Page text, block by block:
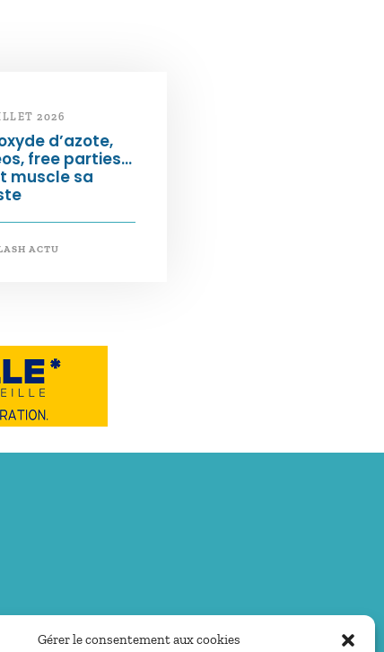
Gérer le consentement aux cookies
2026
d’azote,
free parties…
muscle sa
ACTU